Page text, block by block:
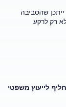
שהסביבה
רק לרקע
לייעוץ משפטי